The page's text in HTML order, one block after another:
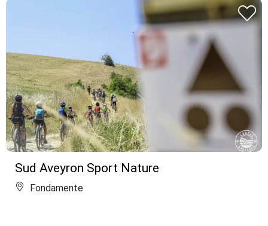
Sud Aveyron Sport Nature
Fondamente